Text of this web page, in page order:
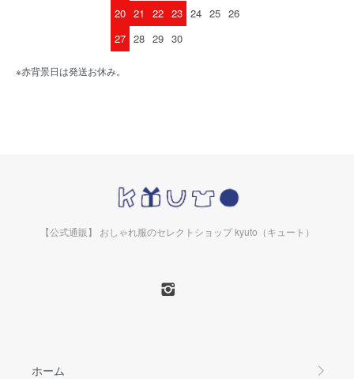
20 21 22 23 24 25 26
27 28 29 30
※赤背景日は発送お休み。
【公式通販】 おしゃれ服のセレクトショップ kyuto（キュート）
ホーム